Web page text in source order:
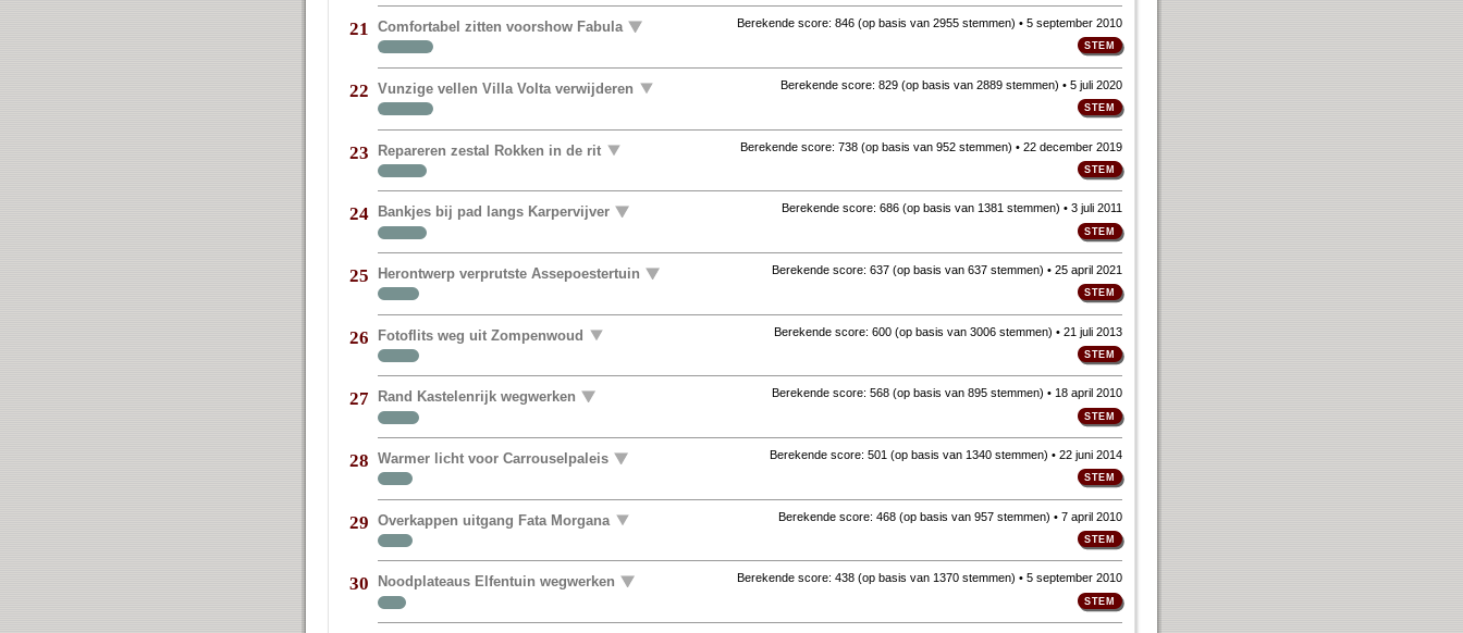
21 Comfortabel zitten voorshow Fabula Berekende score: 846(op basis van 2955 stemmen) • 5 september 2010
22 Vunzige vellen Villa Volta verwijderen Berekende score: 829(op basis van 2889 stemmen) • 5 juli 2020
23 Repareren zestal Rokken in de rit Berekende score: 738(op basis van 952 stemmen) • 22 december 2019
24 Bankjes bij pad langs Karpervijver Berekende score: 686(op basis van 1381 stemmen) • 3 juli 2011
25 Herontwerp verprutste Assepoestertuin Berekende score: 637(op basis van 637 stemmen) • 25 april 2021
26 Fotoflits weg uit Zompenwoud Berekende score: 600(op basis van 3006 stemmen) • 21 juli 2013
27 Rand Kastelenrijk wegwerken Berekende score: 568(op basis van 895 stemmen) • 18 april 2010
28 Warmer licht voor Carrouselpaleis Berekende score: 501 (op basis van 1340 stemmen) • 22 juni 2014
29 Overkappen uitgang Fata Morgana Berekende score: 468(op basis van 957 stemmen) • 7 april 2010
30 Noodplateaus Elfentuin wegwerken Berekende score: 438(op basis van 1370 stemmen) • 5 september 2010